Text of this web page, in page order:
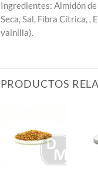
Ingredientes: Almidón
Seca, Sal, Fibra Cítrica,
vainilla).
PRODUCTOS